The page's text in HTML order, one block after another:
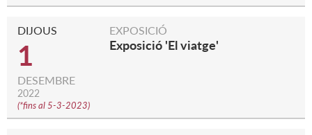
DIJOUS
1
DESEMBRE
2022
(*fins al 5-3-2023)
EXPOSICIÓ
Exposició 'El viatge'